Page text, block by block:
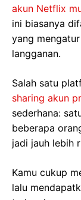
akun Netflix
ini biasanya
yang
langganan.
Salah satu
sharing akun
sederhana:
beberapa
jadi jauh lebih
Kamu cukup
lalu